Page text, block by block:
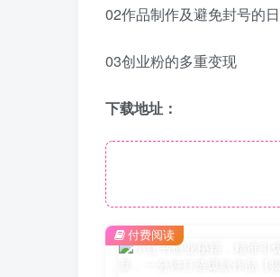
02作品制作及避免封号的
03创业粉的多重变现
下载地址：
付费阅读